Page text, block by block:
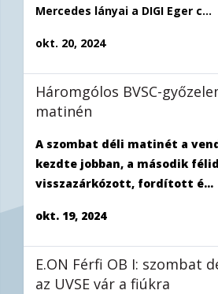
Mercedes lányai a DIGI Eger c...
okt. 20, 2024
Háromgólos BVSC-
matinén
A szombat déli matinét a
kezdte jobban, a második
visszazárkózott, fordított é...
okt. 19, 2024
E.ON Férfi OB I: szombat
az UVSE vár a fiúkra